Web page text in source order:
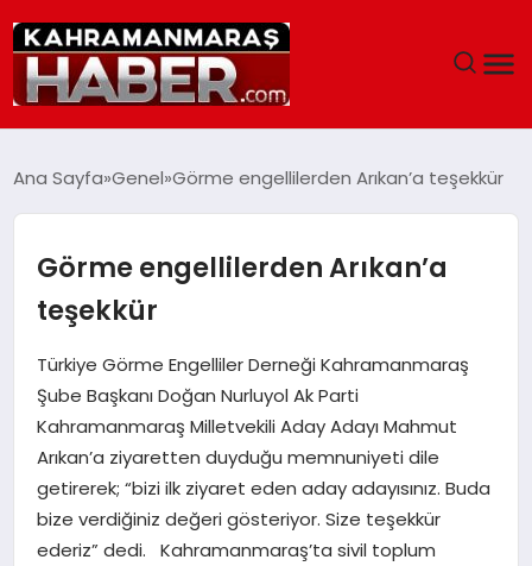
SIYASET
EĞITIM
SAĞLIK
GENEL
SPOR
Ana Sayfa Genel Görme engellilerden Arıkan’a teşekkür
Görme engellilerden Arıkan’a
teşekkür
Türkiye Görme Engelliler Derneği Kahramanmaraş
Şube Başkanı Doğan Nurluyol Ak Parti
Kahramanmaraş Milletvekili Aday Adayı Mahmut
Arıkan’a ziyaretten duyduğu memnuniyeti dile
getirerek; “bizi ilk ziyaret eden aday adayısınız. Buda
bize verdiğiniz değeri gösteriyor. Size teşekkür
ederiz” dedi. Kahramanmaraş’ta sivil toplum